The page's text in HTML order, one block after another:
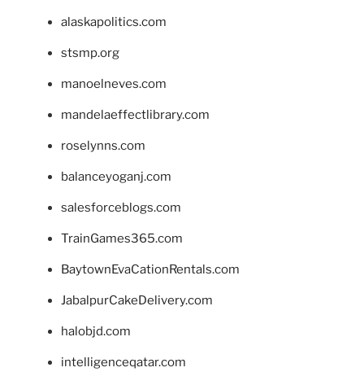
alaskapolitics.com
stsmp.org
manoelneves.com
mandelaeffectlibrary.com
roselynns.com
balanceyoganj.com
salesforceblogs.com
TrainGames365.com
BaytownEvaCationRentals.com
JabalpurCakeDelivery.com
halobjd.com
intelligenceqatar.com